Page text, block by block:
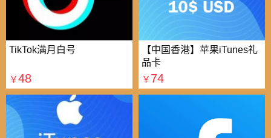
TikTok满月白号
￥48
【中国香港】苹果iTunes礼
品卡
￥ 74